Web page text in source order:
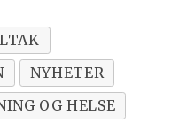
NYHETER
OG HELSE